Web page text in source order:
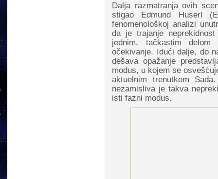
Dalja razmatranja ovih
stigao Edmund Huserl
fenomenološkoj analizi
da je trajanje
jednim, tačkastim
očekivanje. Idući dalje, do
dešava opažanje
modus, u kojem se
aktuelnim trenutkom
nezamisliva je takva
isti fazni modus.